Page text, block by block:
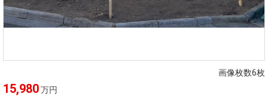
画像枚数6枚
15,980万円